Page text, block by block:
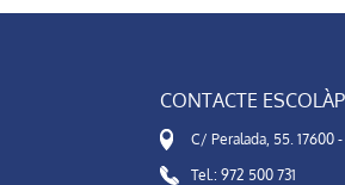
CONTACTE
C/ Peralada, 55. 17600
Tel.: 972 500 731